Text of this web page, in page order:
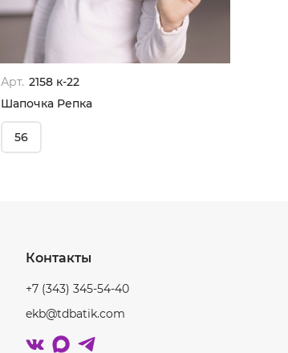
Арт. 2158 к-22
Шапочка Репка
56
Контакты
+7 (343) 345-54-40
ekb@tdbatik.com